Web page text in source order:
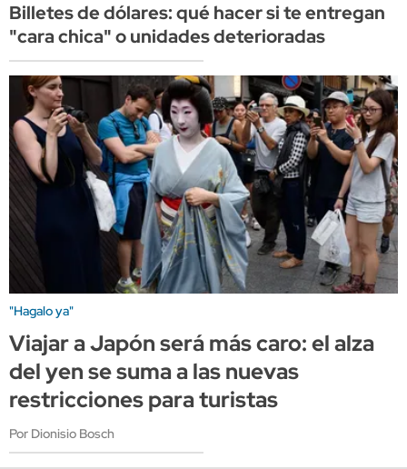
Billetes de dólares: qué hacer si te entregan
"cara chica" o unidades deterioradas
"Hagalo ya"
Viajar a Japón será más caro: el alza
del yen se suma a las nuevas
restricciones para turistas
Por Dionisio Bosch